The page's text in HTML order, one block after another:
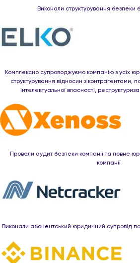
Виконали структурування безпеки
Комплексно супроводжуємо компанію з усіх
структурування відносин з контрагентами,
інтелектуальної власності,
Провели аудит безпеки компанії та повне
компанії
Виконали абонентський юридичний супровід